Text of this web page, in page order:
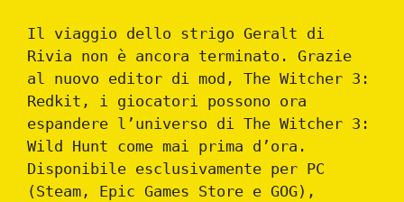
Il viaggio dello strigo Geralt di
Rivia non è ancora terminato. Grazie
al nuovo editor di mod, The Witcher 3:
Redkit, i giocatori possono ora
espandere l’universo di The Witcher 3:
Wild Hunt come mai prima d’ora.
Disponibile esclusivamente per PC
(Steam, Epic Games Store e GOG),